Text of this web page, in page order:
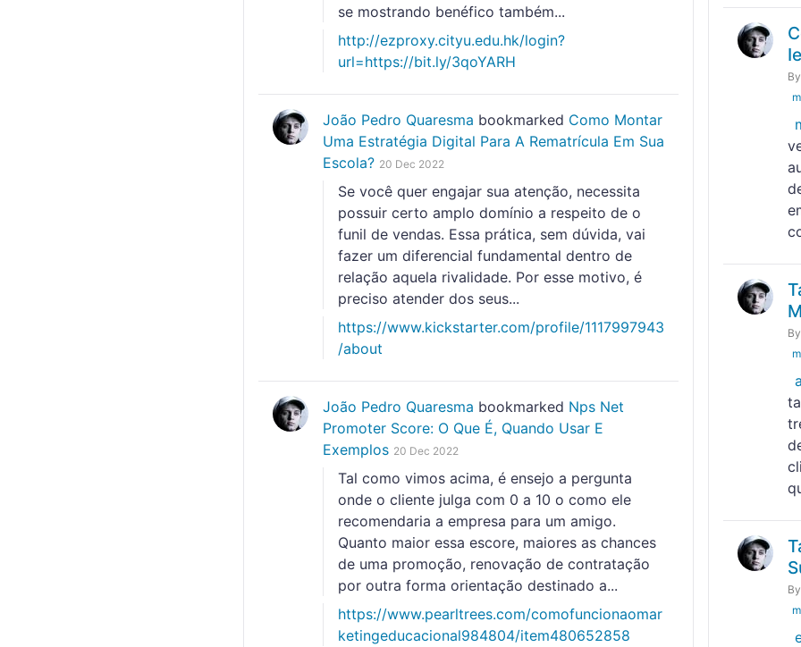
By
By
By
se mostrando benéfico também...
http://ezproxy.cityu.edu.hk/login?
url=https://bit.ly/3qoYARH
João Pedro Quaresma bookmarked Como Montar
Uma Estratégia Digital Para A Rematrícula Em Sua
Escola? 20 Dec 2022
Se você quer engajar sua atenção, necessita
possuir certo amplo domínio a respeito de o
funil de vendas. Essa prática, sem dúvida, vai
fazer um diferencial fundamental dentro de
relação aquela rivalidade. Por esse motivo, é
preciso atender dos seus...
https://www.kickstarter.com/profile/1117997943
/about
João Pedro Quaresma bookmarked Nps Net
Promoter Score: O Que É, Quando Usar E
Exemplos 20 Dec 2022
Tal como vimos acima, é ensejo a pergunta
onde o cliente julga com 0 a 10 o como ele
recomendaria a empresa para um amigo.
Quanto maior essa escore, maiores as chances
de uma promoção, renovação de contratação
por outra forma orientação destinado a...
https://www.pearltrees.com/comofuncionaomar
ketingeducacional984804/item480652858